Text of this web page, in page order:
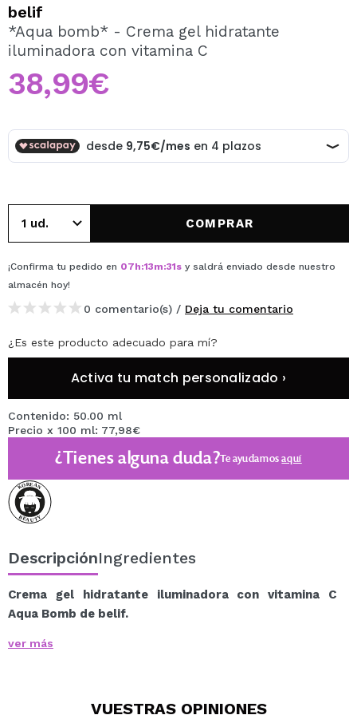
Al crear una cuenta en Maquillalia.com podrás realizar
tus compras rápidamente, revisar el estado de tus
belif
*Aqua bomb* - Crema gel hidratante
iluminadora con vitamina C
38,99€
COMPRAR
¡Confirma tu pedido en 07h:13m:31s y saldrá enviado desde nuestro
almacén hoy!
0 comentario(s) / Deja tu comentario
¿Es este producto adecuado para mí?
Activa tu match personalizado ›
Contenido: 50.00 ml
Precio x 100 ml: 77,98€
¿Tienes alguna duda?Te ayudamosaquí
DescripciónIngredientes
Crema gel hidratante iluminadora con vitamina C
Aqua Bomb de belif.
Esta marca coreana de cuidado de la piel combina la
pura fantasía. ¡Dale a tu piel el amor que se merece!
ver más
VUESTRAS OPINIONES